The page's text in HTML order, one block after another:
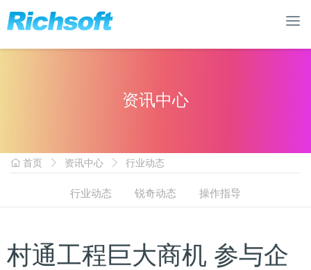
资讯中心
首页 资讯中心 行业动态
行业动态 锐奇动态 操作指导
村通工程巨大商机 参与企